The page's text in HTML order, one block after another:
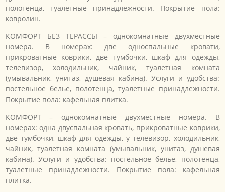
полотенца, туалетные принадлежности. Покрытие пола:
ковролин.
КОМФОРТ БЕЗ ТЕРАССЫ – однокомнатные двухместные
номера. В номерах: две односпальные кровати,
прикроватные коврики, две тумбочки, шкаф для одежды,
телевизор, холодильник, чайник, туалетная комната
(умывальник, унитаз, душевая кабина). Услуги и удобства:
постельное белье, полотенца, туалетные принадлежности.
Покрытие пола: кафельная плитка.
КОМФОРТ – однокомнатные двухместные номера. В
номерах: одна двуспальная кровать, прикроватные коврики,
две тумбочки, шкаф для одежды, у телевизор, холодильник,
чайник, туалетная комната (умывальник, унитаз, душевая
кабина). Услуги и удобства: постельное белье, полотенца,
туалетные принадлежности. Покрытие пола: кафельная
плитка.